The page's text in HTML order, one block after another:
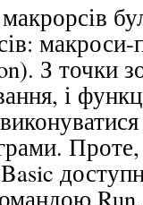
макроси-
. З точки
і
Run